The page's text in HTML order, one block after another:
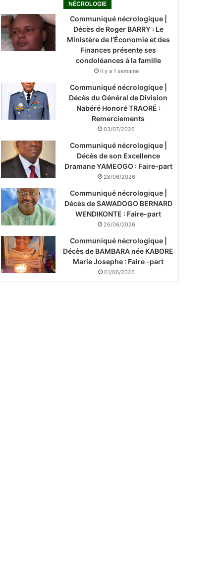
NÉCROLOGIE
Communiqué nécrologique |
Décès de Roger BARRY : Le
Ministère de l’Économie et des
Finances présente ses
condoléances à la famille
il y a 1 semaine
Communiqué nécrologique |
Décès du Général de Division
Nabéré Honoré TRAORÉ :
Remerciements
03/07/2026
Communiqué nécrologique |
Décès de son Excellence
Dramane YAMEOGO : Faire-part
28/06/2026
Communiqué nécrologique |
Décès de SAWADOGO BERNARD
WENDIKONTE : Faire-part
26/06/2026
Communiqué nécrologique |
Décès de BAMBARA née KABORE
Marie Josephe : Faire -part
01/06/2026